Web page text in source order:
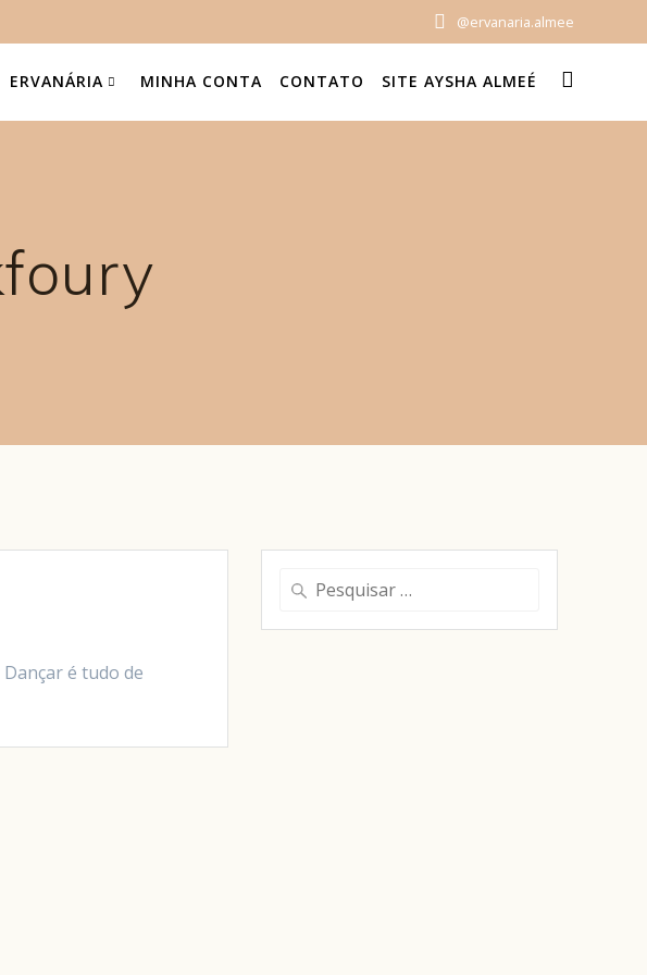
@ervanaria.almee
ERVANÁRIA MINHA CONTA CONTATO SITE AYSHA ALMEÉ
é tudo de